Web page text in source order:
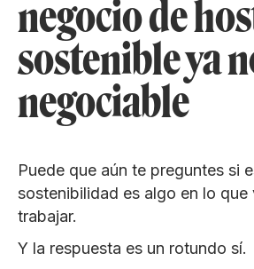
negocio de
sostenible ya
negociable
Puede que aún te preguntes si
sostenibilidad es algo en lo que
trabajar.
Y la respuesta es un rotundo sí.